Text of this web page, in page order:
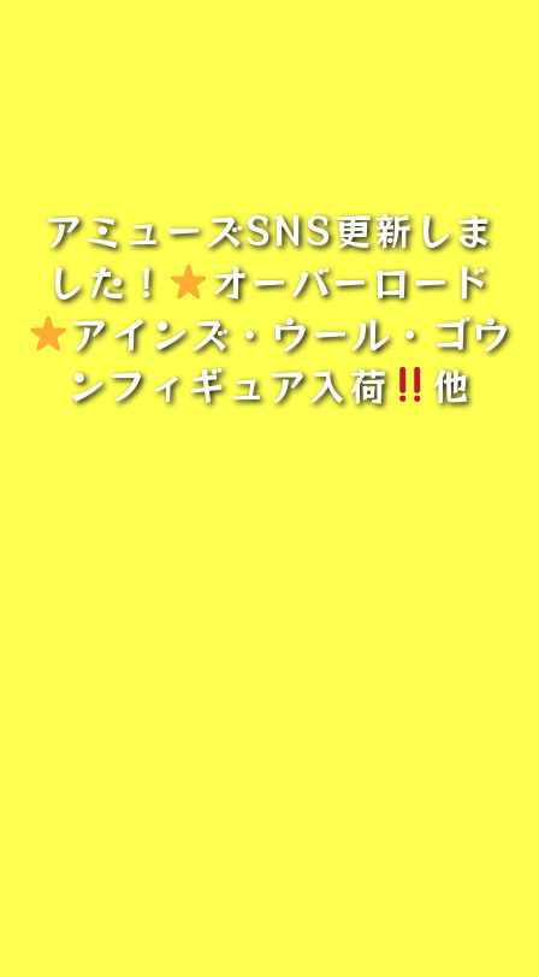
アミューズSNS更新しま
した！
オーバーロード
アインズ・ウール・ゴウ
ンフィギュア入荷
他